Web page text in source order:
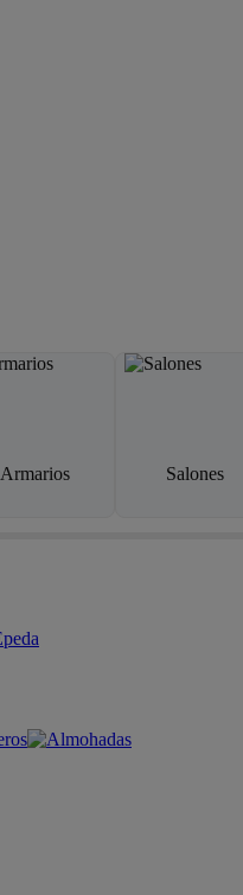
Armarios Salones